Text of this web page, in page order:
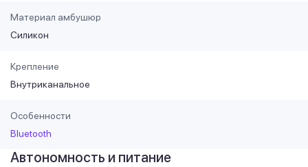
Материал амбушюр
Силикон
Крепление
Внутриканальное
Особенности
Bluetooth
Автономность и питание